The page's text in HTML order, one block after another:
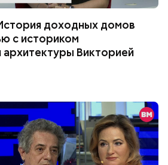
доходных домов
с историком
архитектуры Викторией